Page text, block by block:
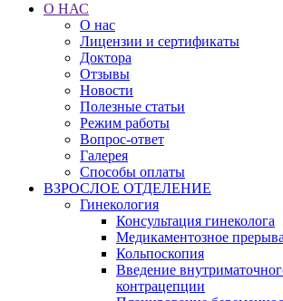
О НАС
О нас
Лицензии и сертификаты
Доктора
Отзывы
Новости
Полезные статьи
Режим работы
Вопрос-ответ
Галерея
Способы оплаты
ВЗРОСЛОЕ ОТДЕЛЕНИЕ
Гинекология
Консультация гинеколога
Медикаментозное
Кольпоскопия
Введение
контрацепции